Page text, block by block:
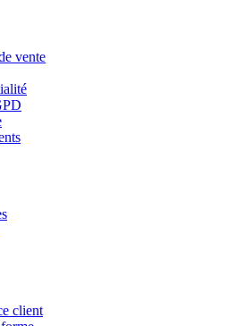
vente
client